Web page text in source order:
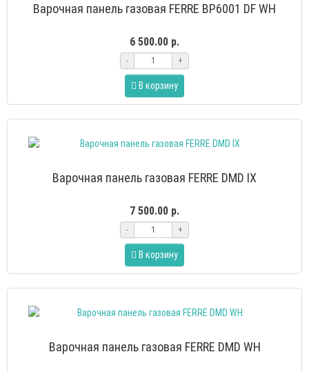
Варочная панель газовая FERRE BP6001 DF WH
6 500.00 р.
- +
В корзину
Варочная панель газовая FERRE DMD IX
7 500.00 р.
- +
В корзину
Варочная панель газовая FERRE DMD WH